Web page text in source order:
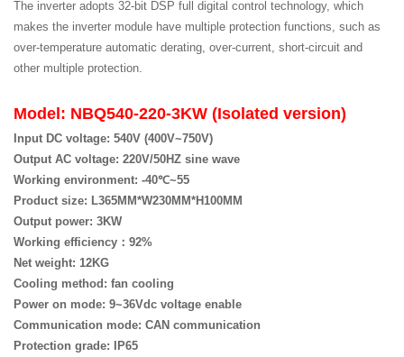
联
系
我
们
电
话
咨
询
The inverter adopts 32-bit DSP full digital control technology, which
makes the inverter module have multiple protection functions, such as
over-temperature automatic derating, over-current, short-circuit and
other multiple protection.
Model: NBQ540-220-3KW (Isolated version)
Input DC voltage: 540V (400V~750V)
Output AC voltage: 220V/50HZ sine wave
Working environment: -40℃~55
Product size: L365MM*W230MM*H100MM
Output power: 3KW
Working efficiency：92%
Net weight: 12KG
Cooling method: fan cooling
Power on mode: 9~36Vdc voltage enable
Communication mode: CAN communication
Protection grade: IP65